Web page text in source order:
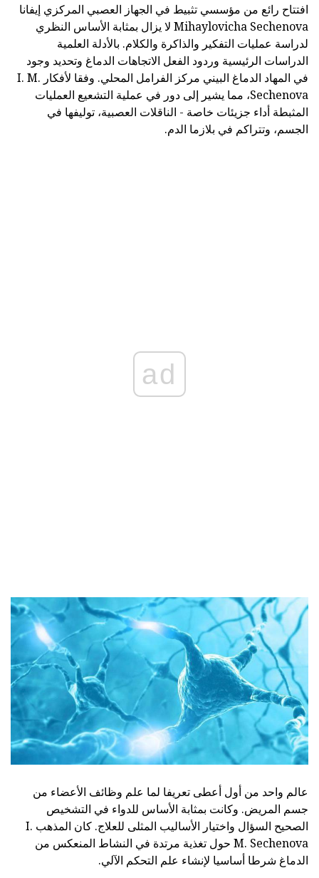
افتتاح رائع من مؤسسي تثبيط في الجهاز العصبي المركزي إيفانا
Mihaylovicha Sechenova لا يزال بمثابة الأساس النظري
لدراسة عمليات التفكير والذاكرة والكلام. بالأدلة العلمية
الدراسات الرئيسية وردود الفعل الاتجاهات الدماغ وتحديد وجود
في المهاد الدماغ البيني مركز الفرامل المحلي. وفقا لأفكار I. M.
Sechenova، مما يشير إلى دور في عملية التشعيع العمليات
المثبطة أداء جزيئات خاصة - الناقلات العصبية، توليفها في
الجسم، وتتراكم في بلازما الدم.
ad
عالم واحد من أول أعطى تعريفا لما علم وظائف الأعضاء من
جسم المريض. وكانت بمثابة الأساس للدواء في التشخيص
الصحيح السؤال واختيار الأساليب المثلى للعلاج. كان المذهب I.
M. Sechenova حول تغذية مرتدة في النشاط المنعكس من
الدماغ شرطا أساسيا لإنشاء علم التحكم الآلي.